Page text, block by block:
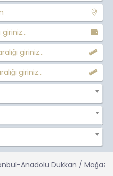
giriniz...
giriniz...
giriniz...
Anadolu Dükkan / Mağaza